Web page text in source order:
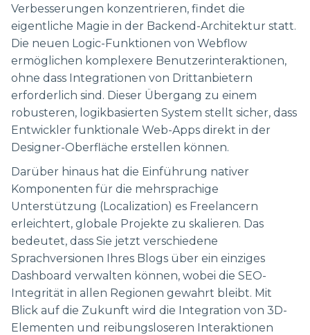
Verbesserungen konzentrieren, findet die
eigentliche Magie in der Backend-Architektur statt.
Die neuen Logic-Funktionen von Webflow
ermöglichen komplexere Benutzerinteraktionen,
ohne dass Integrationen von Drittanbietern
erforderlich sind. Dieser Übergang zu einem
robusteren, logikbasierten System stellt sicher, dass
Entwickler funktionale Web-Apps direkt in der
Designer-Oberfläche erstellen können.
Darüber hinaus hat die Einführung nativer
Komponenten für die mehrsprachige
Unterstützung (Localization) es Freelancern
erleichtert, globale Projekte zu skalieren. Das
bedeutet, dass Sie jetzt verschiedene
Sprachversionen Ihres Blogs über ein einziges
Dashboard verwalten können, wobei die SEO-
Integrität in allen Regionen gewahrt bleibt. Mit
Blick auf die Zukunft wird die Integration von 3D-
Elementen und reibungsloseren Interaktionen